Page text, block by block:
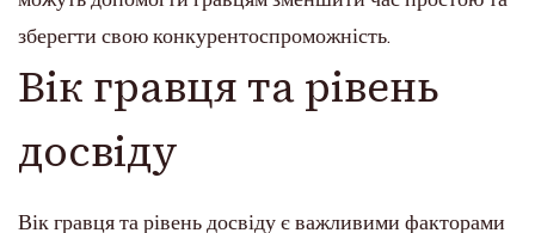
зберегти свою конкурентоспроможність.
Вік гравця та рівень
досвіду
Вік гравця та рівень досвіду є важливими факторами